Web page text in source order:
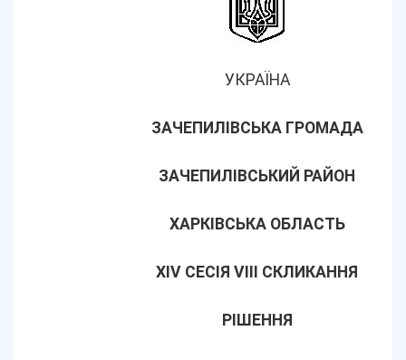
УКРАЇНА
ЗАЧЕПИЛІВСЬКА ГРОМАДА
ЗАЧЕПИЛІВСЬКИЙ РАЙОН
ХАРКІВСЬКА ОБЛАСТЬ
ХІV СЕСІЯ VІІI СКЛИКАННЯ
РІШЕННЯ